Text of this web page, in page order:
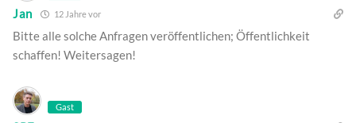
Jan 12 Jahre vor
Bitte alle solche Anfragen veröffentlichen; Öffentlichkeit
schaffen! Weitersagen!
Gast